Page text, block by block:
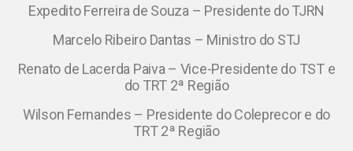
Expedito Ferreira de Souza – Presidente do TJRN
Marcelo Ribeiro Dantas – Ministro do STJ
Renato de Lacerda Paiva – Vice-Presidente do TST e
do TRT 2ª Região
Wilson Fernandes – Presidente do Coleprecor e do
TRT 2ª Região